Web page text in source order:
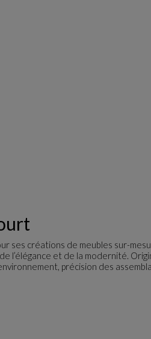
ses créations de meubles sur-
l’élégance et de la modernité.
précision des